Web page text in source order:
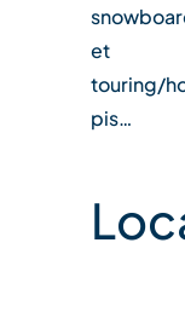
et
touring/
pis…